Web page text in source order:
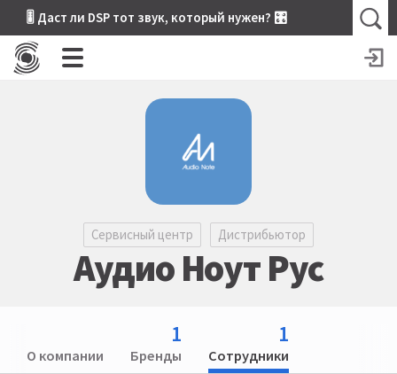
🎚 Даст ли DSP тот звук, который нужен? 🎛
Сервисный центр Дистрибьютор
Аудио Ноут Рус
О компании
1
Бренды
1
Сотрудники